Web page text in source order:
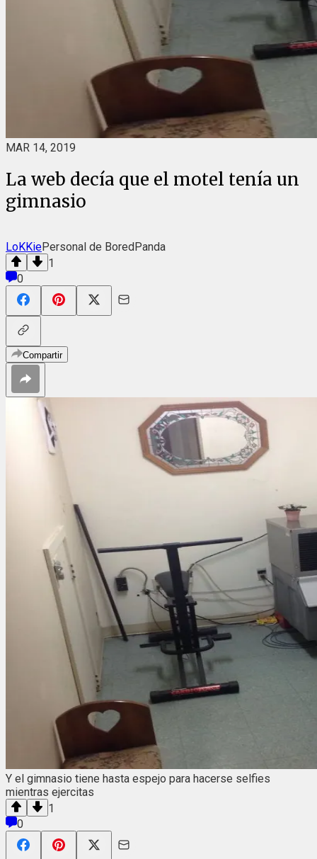
MAR 14, 2019
La web decía que el motel tenía un
gimnasio
LoKKiePersonal de BoredPanda
1
0
Compartir
Y el gimnasio tiene hasta espejo para hacerse selfies
mientras ejercitas
1
0